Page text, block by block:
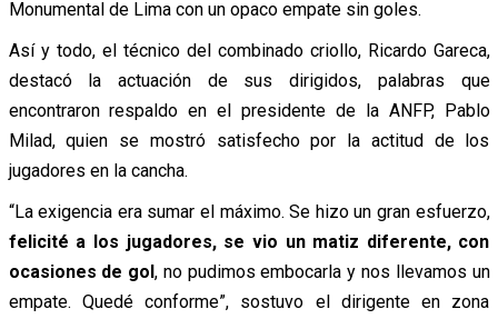
Monumental de Lima con un opaco empate sin goles.
Así y todo, el técnico del combinado criollo, Ricardo Gareca,
destacó la actuación de sus dirigidos, palabras que
encontraron respaldo en el presidente de la ANFP, Pablo
Milad, quien se mostró satisfecho por la actitud de los
jugadores en la cancha.
“La exigencia era sumar el máximo. Se hizo un gran esfuerzo,
felicité a los jugadores, se vio un matiz diferente, con
ocasiones de gol, no pudimos embocarla y nos llevamos un
empate. Quedé conforme”, sostuvo el dirigente en zona